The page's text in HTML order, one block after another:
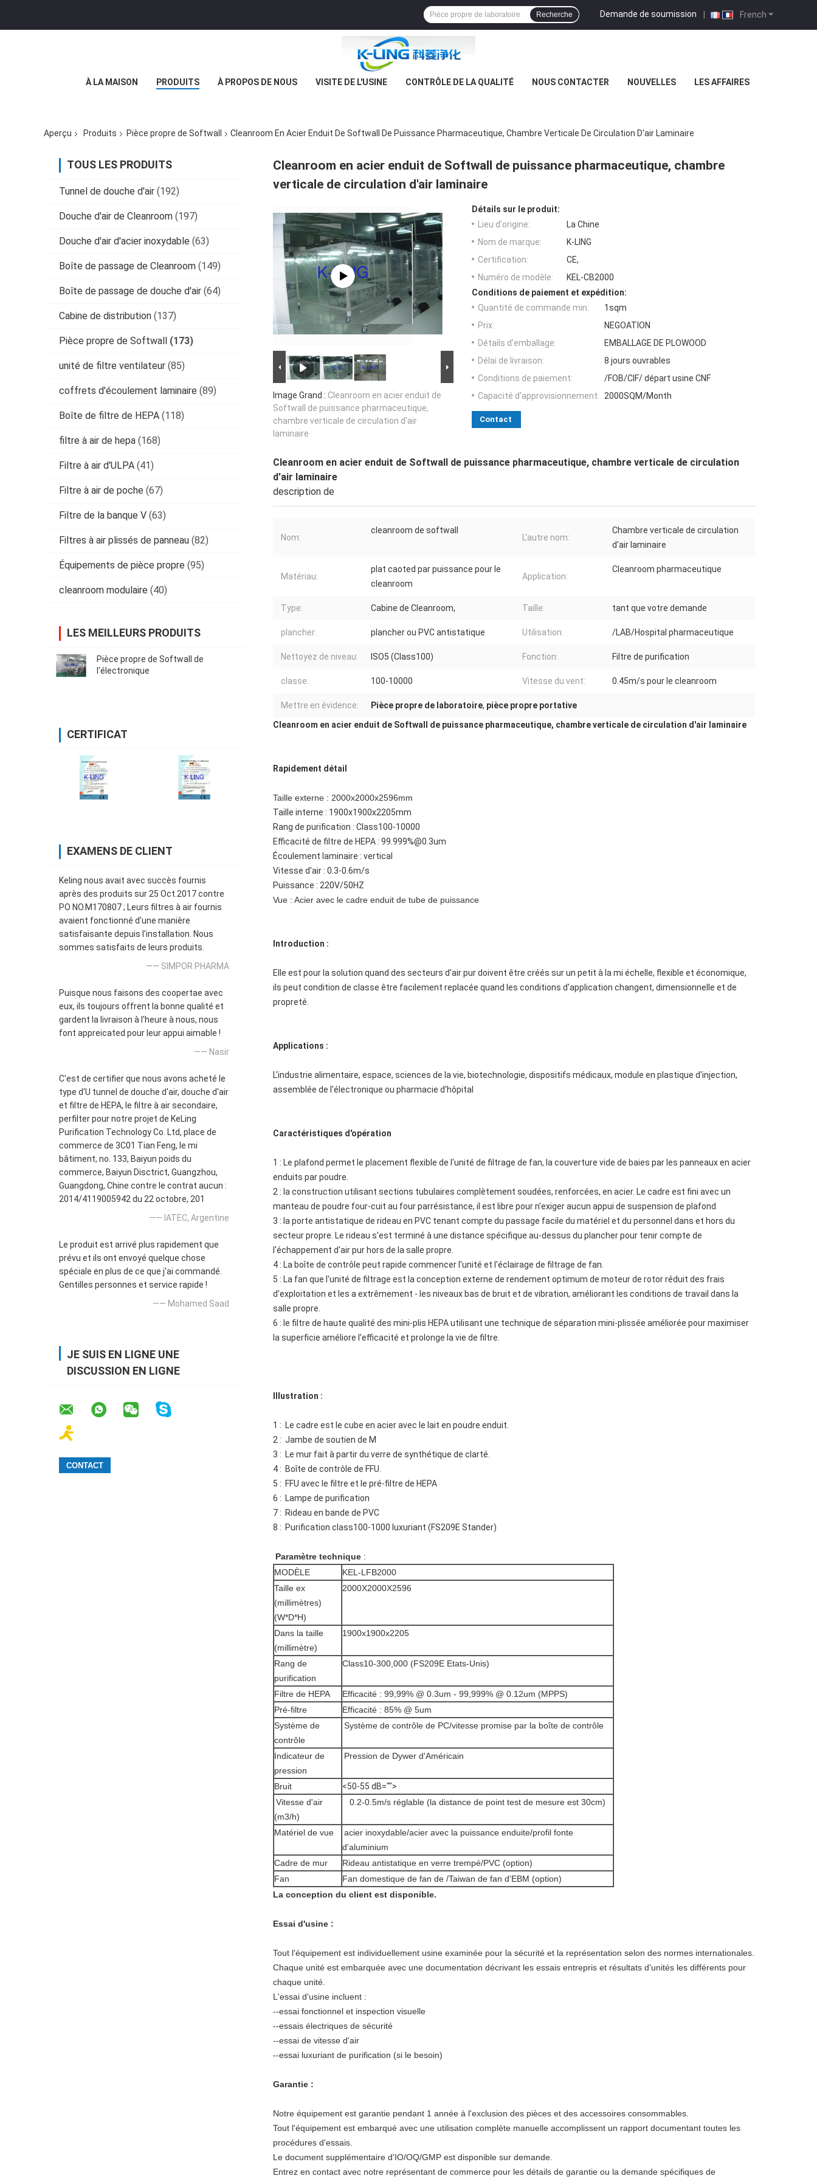
French
Demande de soumission |
Recherche
À LA MAISON PRODUITS À PROPOS DE NOUS VISITE DE L'USINE CONTRÔLE DE LA QUALITÉ NOUS CONTACTER NOUVELLES LES AFFAIRES
Aperçu Produits Pièce propre de Softwall Cleanroom En Acier Enduit De Softwall De Puissance Pharmaceutique, Chambre Verticale De Circulation D'air Laminaire
TOUS LES PRODUITS
Tunnel de douche d'air (192)
Douche d'air de Cleanroom (197)
Douche d'air d'acier inoxydable (63)
Boîte de passage de Cleanroom (149)
Boîte de passage de douche d'air (64)
Cabine de distribution (137)
Pièce propre de Softwall (173)
unité de filtre ventilateur (85)
coffrets d'écoulement laminaire (89)
Boîte de filtre de HEPA (118)
filtre à air de hepa (168)
Filtre à air d'ULPA (41)
Filtre à air de poche (67)
Filtre de la banque V (63)
Filtres à air plissés de panneau (82)
Équipements de pièce propre (95)
cleanroom modulaire (40)
LES MEILLEURS PRODUITS
Pièce propre de Softwall de
l'électronique
CERTIFICAT
EXAMENS DE CLIENT
Keling nous avait avec succès fournis
après des produits sur 25 Oct.2017 contre
PO NO.M170807 ; Leurs filtres à air fournis
avaient fonctionné d'une manière
satisfaisante depuis l'installation. Nous
sommes satisfaits de leurs produits.
—— SIMPOR PHARMA
Puisque nous faisons des coopertae avec
eux, ils toujours offrent la bonne qualité et
gardent la livraison à l'heure à nous, nous
font appreicated pour leur appui aimable !
—— Nasir
C'est de certifier que nous avons acheté le
type d'U tunnel de douche d'air, douche d'air
et filtre de HEPA, le filtre à air secondaire,
perfilter pour notre projet de KeLing
Purification Technology Co. Ltd, place de
commerce de 3C01 Tian Feng, le mi
bâtiment, no. 133, Baiyun poids du
commerce, Baiyun Disctrict, Guangzhou,
Guangdong, Chine contre le contrat aucun :
2014/4119005942 du 22 octobre, 201
—— IATEC, Argentine
Le produit est arrivé plus rapidement que
prévu et ils ont envoyé quelque chose
spéciale en plus de ce que j'ai commandé.
Gentilles personnes et service rapide !
—— Mohamed Saad
JE SUIS EN LIGNE UNE
DISCUSSION EN LIGNE
Cleanroom en acier enduit de Softwall de puissance pharmaceutique, chambre
verticale de circulation d'air laminaire
Image Grand : Cleanroom en acier enduit de
Softwall de puissance pharmaceutique,
chambre verticale de circulation d'air
laminaire
Détails sur le produit:
Lieu d'origine:
La Chine
Nom de marque:
K-LING
Certification:
CE,
Numéro de modèle:
KEL-CB2000
Conditions de paiement et expédition:
Quantité de commande min:
1sqm
Prix:
NEGOATION
Détails d'emballage:
EMBALLAGE DE PLOWOOD
Délai de livraison:
8 jours ouvrables
Conditions de paiement:
/FOB/CIF/ départ usine CNF
Capacité d'approvisionnement: 2000SQM/Month
Contact
Cleanroom en acier enduit de Softwall de puissance pharmaceutique, chambre verticale de circulation
d'air laminaire
description de
Nom:
cleanroom de softwall
L'autre nom:
Chambre verticale de circulation
d'air laminaire
Matériau:
plat caoted par puissance pour le
cleanroom
Application:
Cleanroom pharmaceutique
Type: Cabine de Cleanroom, Taille: tant que votre demande
plancher: plancher ou PVC antistatique Utilisation: /LAB/Hospital pharmaceutique
Nettoyez de niveau: ISO5 (Class100) Fonction: Filtre de purification
classe: 100-10000 Vitesse du vent: 0.45m/s pour le cleanroom
Mettre en évidence: Pièce propre de laboratoire, pièce propre portative
Cleanroom en acier enduit de Softwall de puissance pharmaceutique, chambre verticale de circulation d'air laminaire
Rapidement détail
Taille externe : 2000x2000x2596mm
Taille interne : 1900x1900x2205mm
Rang de purification : Class100-10000
Efficacité de filtre de HEPA : 99.999%@0.3um
Écoulement laminaire : vertical
Vitesse d'air : 0.3-0.6m/s
Puissance : 220V/50HZ
Vue : Acier avec le cadre enduit de tube de puissance
Introduction :
Elle est pour la solution quand des secteurs d'air pur doivent être créés sur un petit à la mi échelle, flexible et économique,
ils peut condition de classe être facilement replacée quand les conditions d'application changent, dimensionnelle et de
propreté.
Applications :
L'industrie alimentaire, espace, sciences de la vie, biotechnologie, dispositifs médicaux, module en plastique d'injection,
assemblée de l'électronique ou pharmacie d'hôpital
Caractéristiques d'opération
1 : Le plafond permet le placement flexible de l'unité de filtrage de fan, la couverture vide de baies par les panneaux en acier
enduits par poudre.
2 : la construction utilisant sections tubulaires complètement soudées, renforcées, en acier. Le cadre est fini avec un
manteau de poudre four-cuit au four parrésistance, il est libre pour n'exiger aucun appui de suspension de plafond
3 : la porte antistatique de rideau en PVC tenant compte du passage facile du matériel et du personnel dans et hors du
secteur propre. Le rideau s'est terminé à une distance spécifique au-dessus du plancher pour tenir compte de
l'échappement d'air pur hors de la salle propre.
4 : La boîte de contrôle peut rapide commencer l'unité et l'éclairage de filtrage de fan.
5 : La fan que l'unité de filtrage est la conception externe de rendement optimum de moteur de rotor réduit des frais
d'exploitation et les a extrêmement - les niveaux bas de bruit et de vibration, améliorant les conditions de travail dans la
salle propre.
6 : le filtre de haute qualité des mini-plis HEPA utilisant une technique de séparation mini-plissée améliorée pour maximiser
la superficie améliore l'efficacité et prolonge la vie de filtre.
Illustration :
1 : Le cadre est le cube en acier avec le lait en poudre enduit.
2 : Jambe de soutien de M
3 : Le mur fait à partir du verre de synthétique de clarté.
4 : Boîte de contrôle de FFU.
5 : FFU avec le filtre et le pré-filtre de HEPA
6 : Lampe de purification
7 : Rideau en bande de PVC
8 : Purification class100-1000 luxuriant (FS209E Stander)
Paramètre technique :
MODÈLE
KEL-LFB2000
Taille ex
(millimètres)
(W*D*H)
2000X2000X2596
Dans la taille
(millimètre)
1900x1900x2205
Rang de
purification
Class10-300,000 (FS209E Etats-Unis)
Filtre de HEPA
Efficacité : 99,99% @ 0.3um - 99,999% @ 0.12um (MPPS)
Pré-filtre
Efficacité : 85% @ 5um
Système de
contrôle
Système de contrôle de PC/vitesse promise par la boîte de contrôle
Indicateur de
pression
Pression de Dywer d'Américain
Bruit
<50-55 dB="">
Vitesse d'air
(m3/h)
0.2-0.5m/s réglable (la distance de point test de mesure est 30cm)
Matériel de vue
acier inoxydable/acier avec la puissance enduite/profil fonte
d'aluminium
Cadre de mur
Rideau antistatique en verre trempé/PVC (option)
Fan
Fan domestique de fan de /Taiwan de fan d'EBM (option)
La conception du client est disponible.
Essai d'usine :
Tout l'équipement est individuellement usine examinée pour la sécurité et la représentation selon des normes internationales.
Chaque unité est embarquée avec une documentation décrivant les essais entrepris et résultats d'unités les différents pour
chaque unité.
L'essai d'usine incluent :
--essai fonctionnel et inspection visuelle
--essais électriques de sécurité
--essai de vitesse d'air
--essai luxuriant de purification (si le besoin)
Garantie :
Notre équipement est garantie pendant 1 année à l'exclusion des pièces et des accessoires consommables.
Tout l'équipement est embarqué avec une utilisation complète manuelle accomplissent un rapport documentant toutes les
procédures d'essais.
Le document supplémentaire d'IO/OQ/GMP est disponible sur demande.
Entrez en contact avec notre représentant de commerce pour les détails de garantie ou la demande spécifiques de